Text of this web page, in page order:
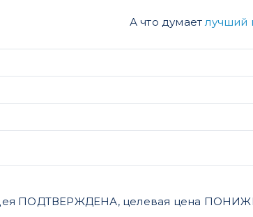
А что думает лучший
ПОДТВЕРЖДЕНА, целевая цена